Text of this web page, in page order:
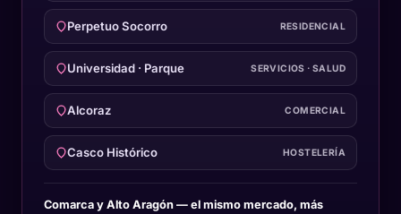
Perpetuo Socorro RESIDENCIAL
Universidad · Parque SERVICIOS · SALUD
Alcoraz COMERCIAL
Casco Histórico HOSTELERÍA
Comarca y Alto Aragón — el mismo mercado, más